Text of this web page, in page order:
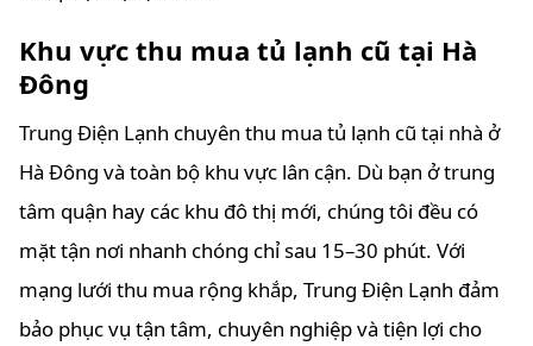
Khu vực thu mua tủ lạnh cũ tại Hà
Đông
Trung Điện Lạnh chuyên thu mua tủ lạnh cũ tại nhà ở
Hà Đông và toàn bộ khu vực lân cận. Dù bạn ở trung
tâm quận hay các khu đô thị mới, chúng tôi đều có
mặt tận nơi nhanh chóng chỉ sau 15–30 phút. Với
mạng lưới thu mua rộng khắp, Trung Điện Lạnh đảm
bảo phục vụ tận tâm, chuyên nghiệp và tiện lợi cho